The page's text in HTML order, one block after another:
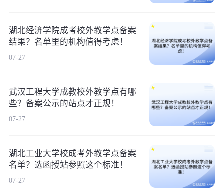
湖北经济学院成考校外教学点备案
结果？名单里的机构值得考虑！
07-27
武汉工程大学成教校外教学点有哪
些？备案公示的站点才正规！
07-27
湖北工业大学校成考外教学点备案
名单？选函授站参照这个标准！
07-27